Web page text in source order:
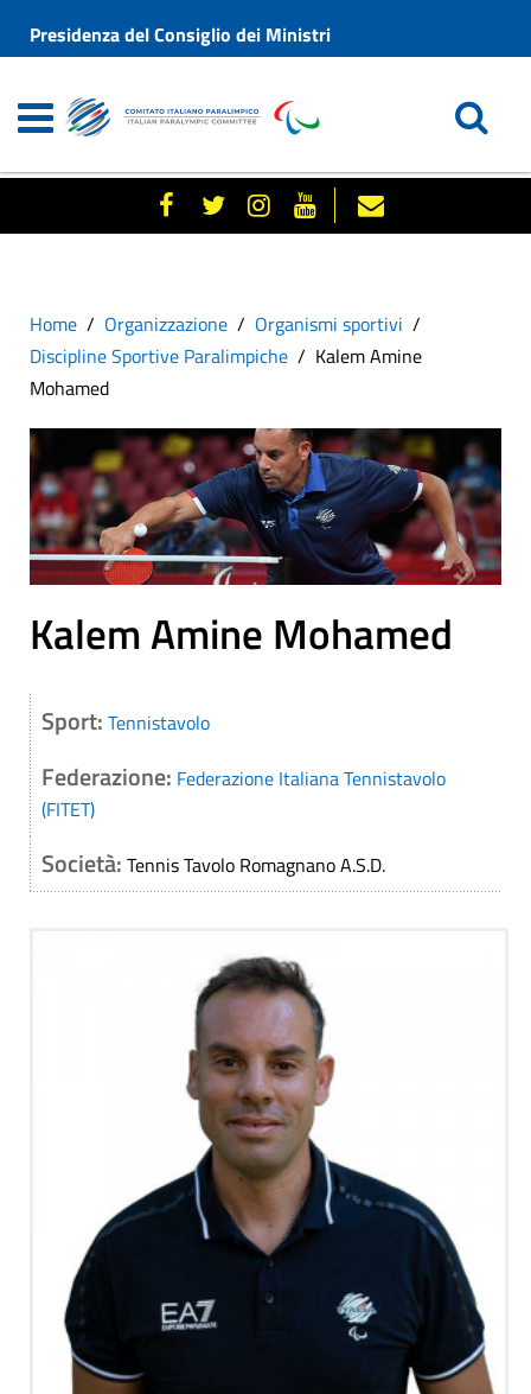
Presidenza del Consiglio dei Ministri
Home Organizzazione
Organismi sportivi
Discipline Sportive Paralimpiche
Kalem Amine
Mohamed
Kalem Amine Mohamed
Sport: Tennistavolo
Federazione: Federazione Italiana Tennistavolo
(FITET)
Società: Tennis Tavolo Romagnano A.S.D.